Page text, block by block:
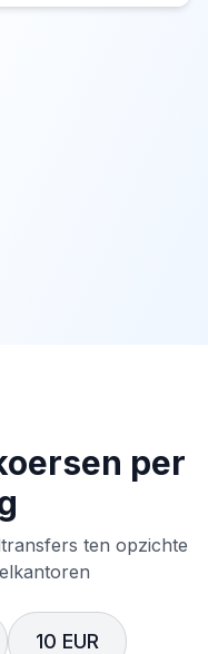
per
ten opzichte
10 EUR